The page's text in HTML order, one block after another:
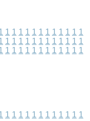
1 1 1 1 1 1 1 1 1 1 1 1
1 1 1 1 1 1 1 1 1 1 1 1
1 1 1 1 1 1 1 1 1 1 1 1
1 1 1 1 1 1 1 1 1 1 1 1